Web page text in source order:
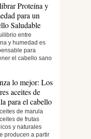
Proteína y
para un
Saludable
entre
y humedad es
para
el cabello sano
lo mejor: Los
aceites de
para el cabello
de marula
de frutas
y naturales
producen a partir